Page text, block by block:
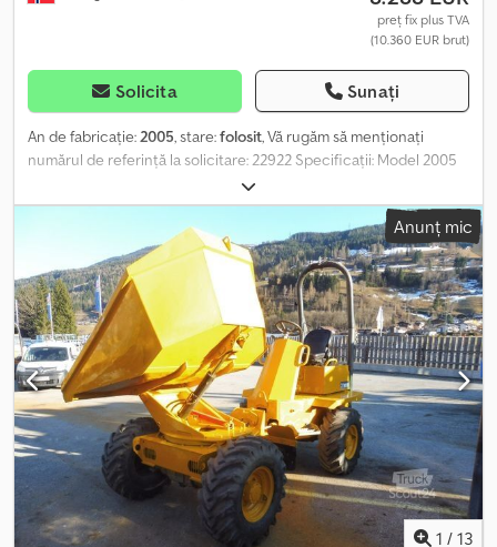
preț fix plus TVA
(10.360 EUR brut)
Solicita Sunați
An de fabricație: 2005, stare:folosit, Vă rugăm să menționați
numărul de referință la solicitare: 22922 Specificații: Model 2005
323 ore Telecomandă Rotor pornire înlocuit Pregătit pentru
livrare Descriere: Dsdpfsy Dzymex Aqcekr Avem de vânzare o
pompă de beton/mortar Brinkmann TCL20 din 2005 cu
telecomandă. Conform proprietarului, totul funcționează așa cum
trebuie. Totuși, pot apărea erori și defecțiuni. Rotorul de pornire a
fost înlocuit. Pregătită pentru livrare. = Informații suplimentare =
Domeniu de utilizare: construcții Număr de serie:
wbpsa0h80200004xxxx Pentru mai multe informații, contactați
ATS Norway.
Anunț mic
1 / 13